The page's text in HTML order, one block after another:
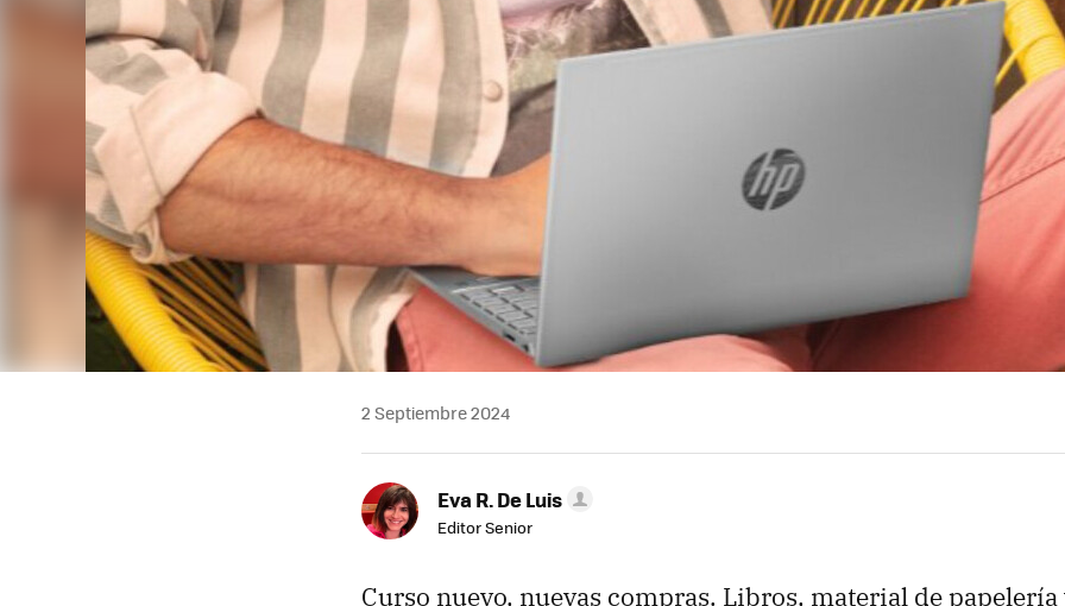
2 Septiembre 2024
Eva R. De Luis
Editor Senior
Curso nuevo, nuevas compras. Libros, material de papelería